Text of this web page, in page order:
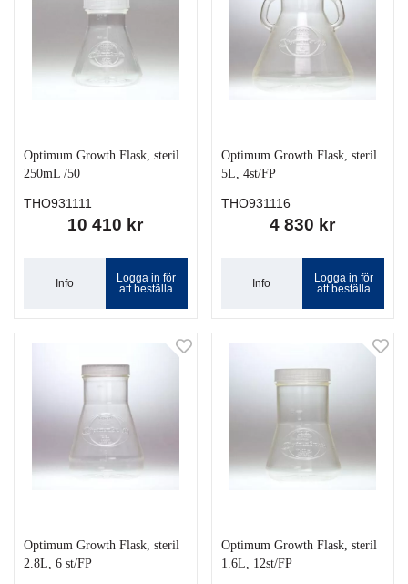
Optimum Growth Flask, steril
250mL /50
THO931111
10 410 kr
Info
Logga in för
att beställa
Optimum Growth Flask, steril
5L, 4st/FP
THO931116
4 830 kr
Info
Logga in för
att beställa
Optimum Growth Flask, steril
2.8L, 6 st/FP
Optimum Growth Flask, steril
1.6L, 12st/FP